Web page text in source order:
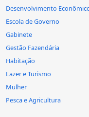
Desenvolvimento
Escola de Governo
Gabinete
Gestão Fazendária
Habitação
Lazer e Turismo
Mulher
Pesca e Agricultura